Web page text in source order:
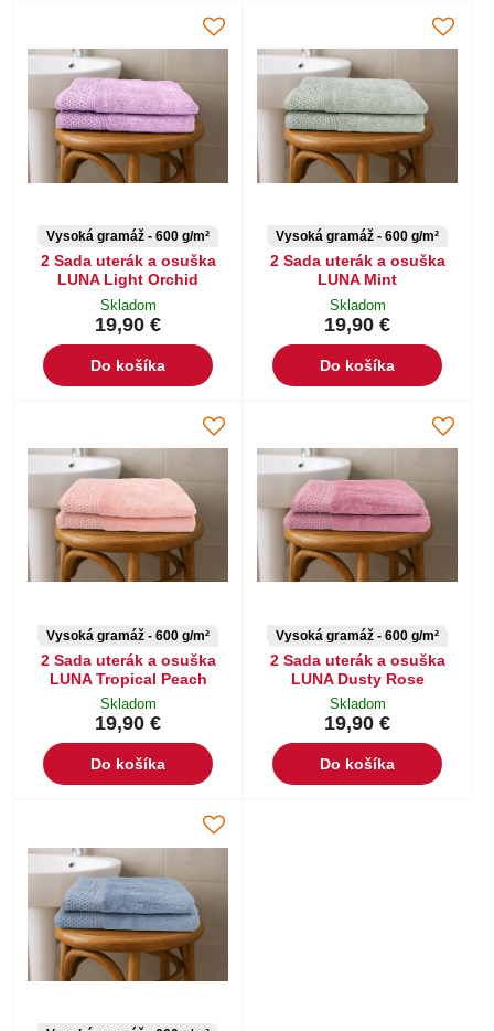
Vysoká gramáž - 600 g/m²
2 Sada uterák a osuška
LUNA Light Orchid
Skladom
19,90 €
Do košíka
Vysoká gramáž - 600 g/m²
2 Sada uterák a osuška
LUNA Mint
Skladom
19,90 €
Do košíka
Vysoká gramáž - 600 g/m²
2 Sada uterák a osuška
LUNA Tropical Peach
Skladom
19,90 €
Do košíka
Vysoká gramáž - 600 g/m²
2 Sada uterák a osuška
LUNA Dusty Rose
Skladom
19,90 €
Do košíka